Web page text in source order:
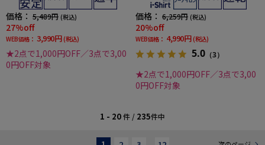
価格： 5,489円 (税込)
27%off
WEB価格： 3,990円 (税込)
★2点で1,000円OFF／3点で3,00
0円OFF対象
価格： 6,259円 (税込)
20%off
WEB価格： 4,990円 (税込)
5.0 （3）
★2点で1,000円OFF／3点で3,00
0円OFF対象
1 - 20件 / 235件中